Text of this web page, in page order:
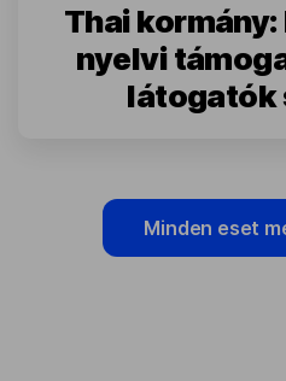
Thai
nyelvi
látogatók
Minden eset